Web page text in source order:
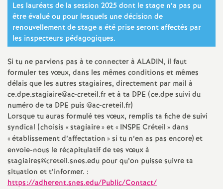
u
r
s
Les lauréats de la session 2025 dont le stage n’a pas pu
être évalué ou pour lesquels une décision de
renouvellement de stage a été prise seront affectés par
les inspecteurs pédagogiques.
Si tu ne parviens pas à te connecter à ALADIN, il faut
formuler tes vœux, dans les mêmes conditions et mêmes
délais que les autres stagiaires, directement par mail à
ce.dpe.stagiaire@ac-creteil.fr et à ta DPE (ce.dpe suivi du
numéro de ta DPE puis @ac-creteil.fr)
Lorsque tu auras formulé tes vœux, remplis ta fiche de suivi
syndical (choisis «stagiaire» et «INSPE Créteil» dans
«établissement d’affectation» si tu n’en as pas encore) et
envoie-nous le récapitulatif de tes vœux à
stagiaires@creteil.snes.edu pour qu’on puisse suivre ta
situation et t’informer. :
https://adherent.snes.edu/Public/Contact/